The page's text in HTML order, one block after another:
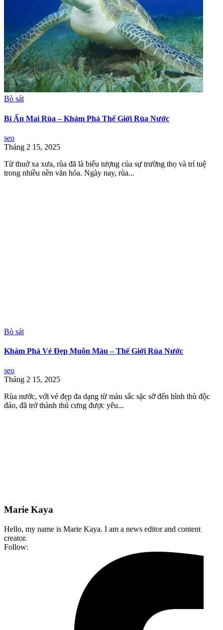
Bò sát
Bí Ẩn Mai Rùa – Khám Phá Thế Giới Rùa Nước
seo
Tháng 2 15, 2025
Từ thuở xa xưa, rùa đã là biểu tượng của sự trường thọ và trí tuệ
trong nhiều nền văn hóa. Ngày nay, rùa...
Bò sát
Khám Phá Vẻ Đẹp Muôn Màu – Thế Giới Rùa Nước
seo
Tháng 2 15, 2025
Rùa nước, với vẻ đẹp đa dạng từ màu sắc sặc sỡ đến hình thù độc
đáo, đã trở thành thú cưng được yêu...
Marie Kaya
Hello, my name is Marie Kaya. I am a news editor and content
creator.
Follow: